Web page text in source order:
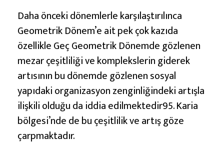
Daha önceki dönemlerle karşılaştırılınca
Geometrik Dönem’e ait pek çok kazıda
özellikle Geç Geometrik Dönemde gözlenen
mezar çeşitliliği ve komplekslerin giderek
artısının bu dönemde gözlenen sosyal
yapıdaki organizasyon zenginliğindeki artışla
ilişkili olduğu da iddia edilmektedir95. Karia
bölgesi’nde de bu çeşitlilik ve artış göze
çarpmaktadır.